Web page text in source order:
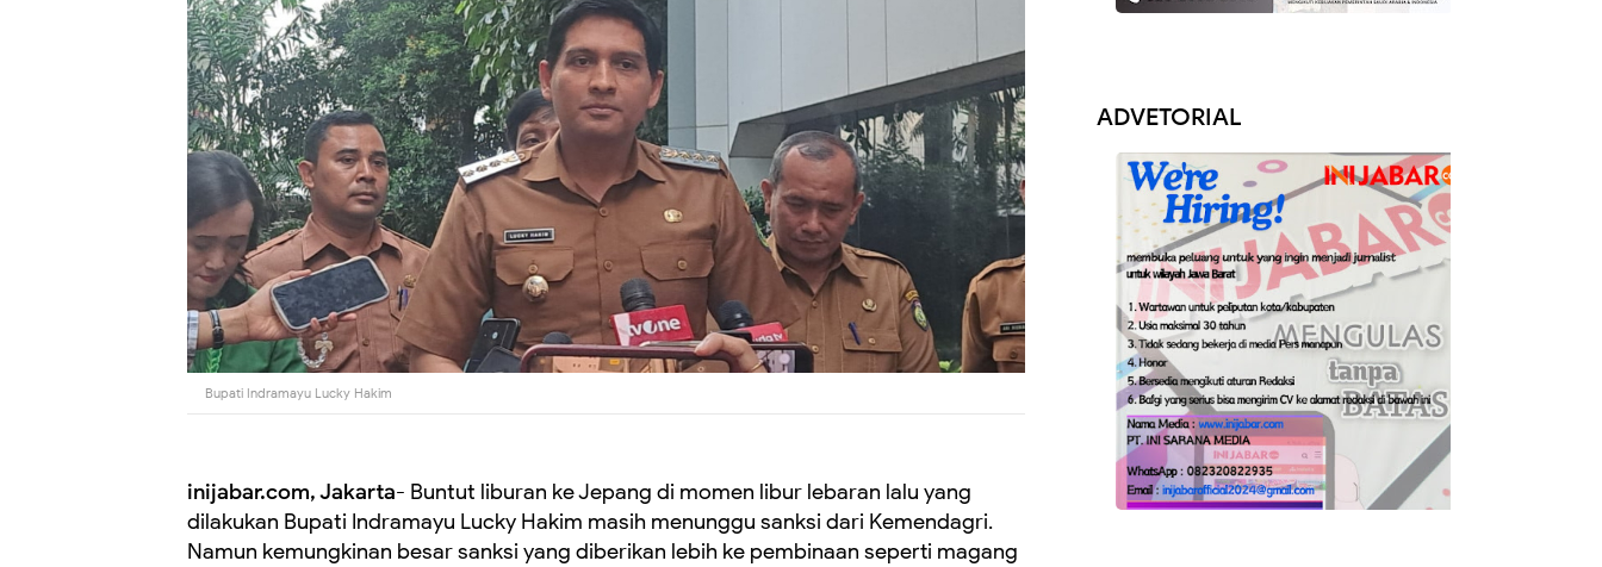
Bupati Indramayu Lucky Hakim
inijabar.com, Jakarta- Buntut liburan ke Jepang di momen libur lebaran lalu yang
dilakukan Bupati Indramayu Lucky Hakim masih menunggu sanksi dari Kemendagri.
Namun kemungkinan besar sanksi yang diberikan lebih ke pembinaan seperti magang
ADVETORIAL